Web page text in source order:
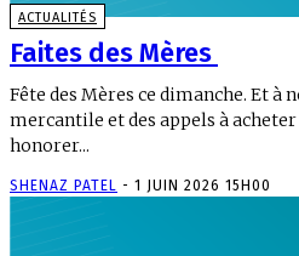
ACTUALITÉS
Faites des Mères
Fête des Mères ce dimanche. Et à
mercantile et des appels à
honorer...
SHENAZ PATEL - 1 JUIN 2026 15H00